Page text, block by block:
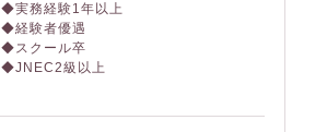
◆実務経験1年以上
◆経験者優遇
◆スクール卒
◆JNEC2級以上